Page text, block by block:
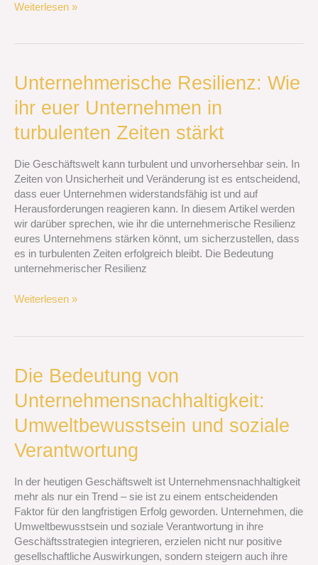
Weiterlesen »
Unternehmerische Resilienz: Wie
ihr euer Unternehmen in
turbulenten Zeiten stärkt
Die Geschäftswelt kann turbulent und unvorhersehbar sein. In
Zeiten von Unsicherheit und Veränderung ist es entscheidend,
dass euer Unternehmen widerstandsfähig ist und auf
Herausforderungen reagieren kann. In diesem Artikel werden
wir darüber sprechen, wie ihr die unternehmerische Resilienz
eures Unternehmens stärken könnt, um sicherzustellen, dass
es in turbulenten Zeiten erfolgreich bleibt. Die Bedeutung
unternehmerischer Resilienz
Unternehmerische
Resilienz:
Wie
euer
in
turbulenten
Zeiten
stärkt
Weiterlesen »
Die Bedeutung von
Unternehmensnachhaltigkeit:
Umweltbewusstsein und soziale
Verantwortung
In der heutigen Geschäftswelt ist Unternehmensnachhaltigkeit
mehr als nur ein Trend – sie ist zu einem entscheidenden
Faktor für den langfristigen Erfolg geworden. Unternehmen, die
Umweltbewusstsein und soziale Verantwortung in ihre
Geschäftsstrategien integrieren, erzielen nicht nur positive
gesellschaftliche Auswirkungen, sondern steigern auch ihre
Die
Bedeutung
von
Umweltbewusstsein
und
soziale